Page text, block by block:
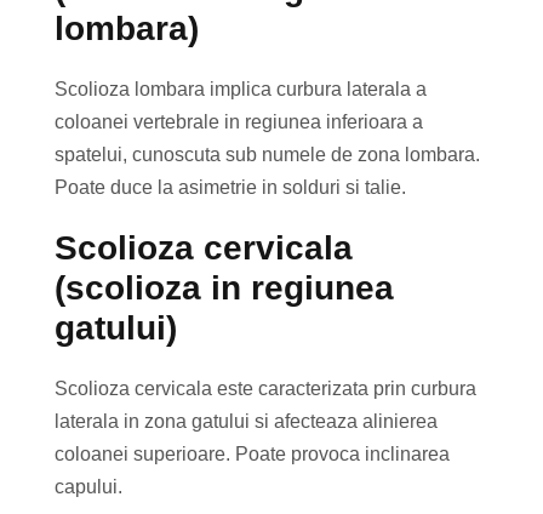
lombara)
Scolioza lombara implica curbura laterala a
coloanei vertebrale in regiunea inferioara a
spatelui, cunoscuta sub numele de zona lombara.
Poate duce la asimetrie in solduri si talie.
Scolioza cervicala
(scolioza in regiunea
gatului)
Scolioza cervicala este caracterizata prin curbura
laterala in zona gatului si afecteaza alinierea
coloanei superioare. Poate provoca inclinarea
capului.